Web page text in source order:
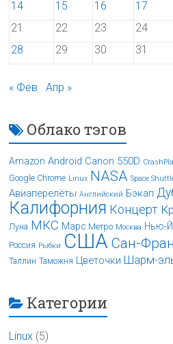
14 15 16 17
21
22 23 24
28
29 30 31
« Фев Апр »
Облако тэгов
Amazon Android Canon 550D
Google Chrome Linux NASA Space
Авиаперелёты Английский Бэкап
Калифорния Концерт
Луна МКС Марс Метро Москва Нью-
Россия Рыбки США Сан-
Таллин Таможня Цветочки Шарм-
Категории
Linux (5)